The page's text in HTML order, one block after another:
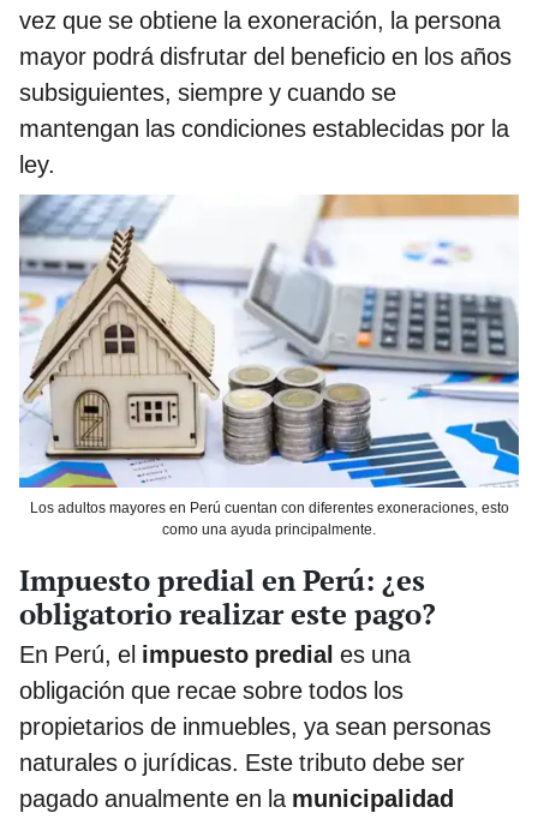
vez que se obtiene la exoneración, la persona
mayor podrá disfrutar del beneficio en los años
subsiguientes, siempre y cuando se
mantengan las condiciones establecidas por la
ley.
Los adultos mayores en Perú cuentan con diferentes exoneraciones, esto
como una ayuda principalmente.
Impuesto predial en Perú: ¿es
obligatorio realizar este pago?
En Perú, el impuesto predial es una
obligación que recae sobre todos los
propietarios de inmuebles, ya sean personas
naturales o jurídicas. Este tributo debe ser
pagado anualmente en lamunicipalidad